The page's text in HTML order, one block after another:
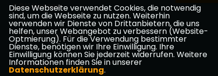
CDU Hessen
CDU Deutschlands
Spenden
Diese Webseite verwendet Cookies, die notwendig
sind, um die Webseite zu nutzen. Weiterhin
verwenden wir Dienste von Drittanbietern, die uns
helfen, unser Webangebot zu verbessern (Website-
Optmierung). Für die Verwendung bestimmter
Dienste, benötigen wir Ihre Einwilligung. Ihre
Einwilligung können Sie jederzeit widerrufen. Weitere
Informationen finden Sie in unserer
Datenschutzerklärung.